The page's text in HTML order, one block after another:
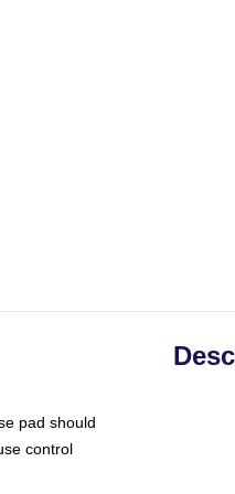
pad should
control